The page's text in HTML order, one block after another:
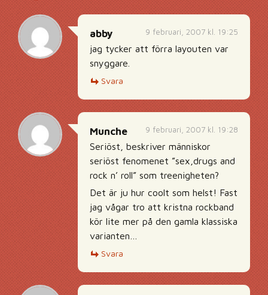
9 februari, 2007 kl. 19:25
abby
jag tycker att förra layouten var
snyggare.
Svara
9 februari, 2007 kl. 19:28
Munche
Seriöst, beskriver människor
seriöst fenomenet ”sex,drugs and
rock n’ roll” som treenigheten?
Det är ju hur coolt som helst! Fast
jag vågar tro att kristna rockband
kör lite mer på den gamla klassiska
varianten…
Svara